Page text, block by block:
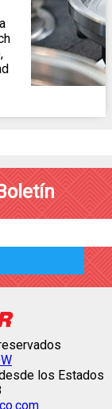
los Estados